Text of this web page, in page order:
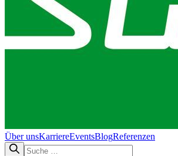
Über unsKarriereEventsBlogReferenzen